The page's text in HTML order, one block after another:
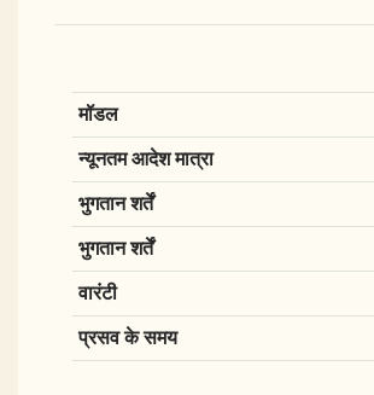
मॉडल
न्यूनतम आदेश मात्रा
भुगतान शर्तें
भुगतान शर्तें
वारंटी
प्रसव के समय